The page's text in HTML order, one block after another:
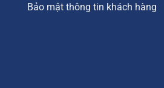
Bảo mật thông tin khách hàng